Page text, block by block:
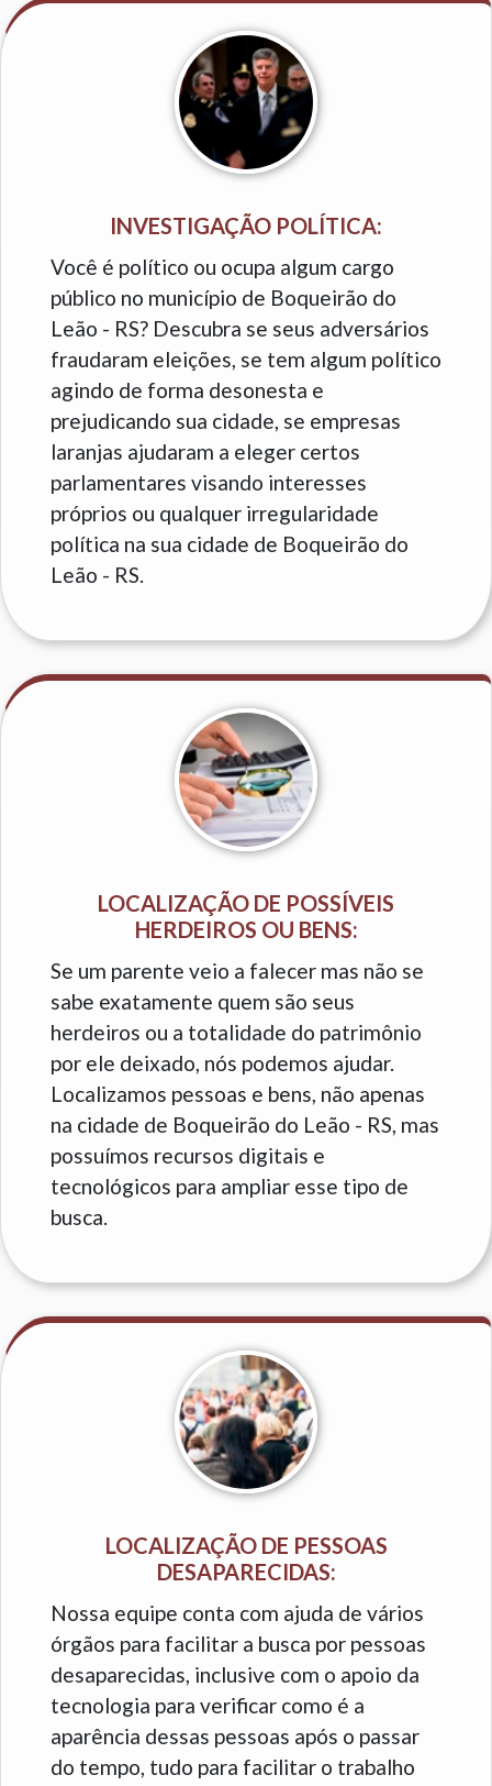
INVESTIGAÇÃO POLÍTICA:
Você é político ou ocupa algum cargo
público no município de Boqueirão do
Leão - RS? Descubra se seus adversários
fraudaram eleições, se tem algum político
agindo de forma desonesta e
prejudicando sua cidade, se empresas
laranjas ajudaram a eleger certos
parlamentares visando interesses
próprios ou qualquer irregularidade
política na sua cidade de Boqueirão do
Leão - RS.
LOCALIZAÇÃO DE POSSÍVEIS
HERDEIROS OU BENS:
Se um parente veio a falecer mas não se
sabe exatamente quem são seus
herdeiros ou a totalidade do patrimônio
por ele deixado, nós podemos ajudar.
Localizamos pessoas e bens, não apenas
na cidade de Boqueirão do Leão - RS, mas
possuímos recursos digitais e
tecnológicos para ampliar esse tipo de
busca.
LOCALIZAÇÃO DE PESSOAS
DESAPARECIDAS:
Nossa equipe conta com ajuda de vários
órgãos para facilitar a busca por pessoas
desaparecidas, inclusive com o apoio da
tecnologia para verificar como é a
aparência dessas pessoas após o passar
do tempo, tudo para facilitar o trabalho